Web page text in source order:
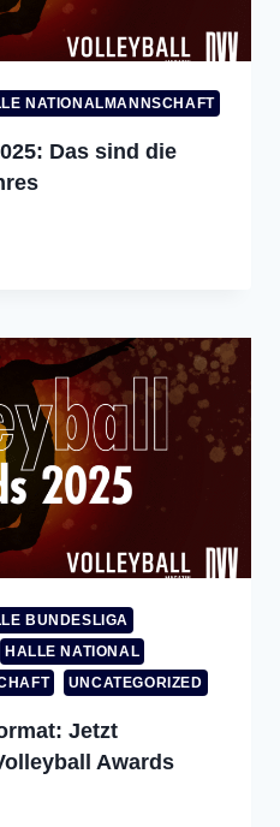
NATIONALMANNSCHAFT
Das sind die
BUNDESLIGA
HALLE NATIONAL
UNCATEGORIZED
Jetzt
Awards